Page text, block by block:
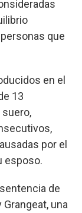
que
en el
13
por el
esposo.
de
una